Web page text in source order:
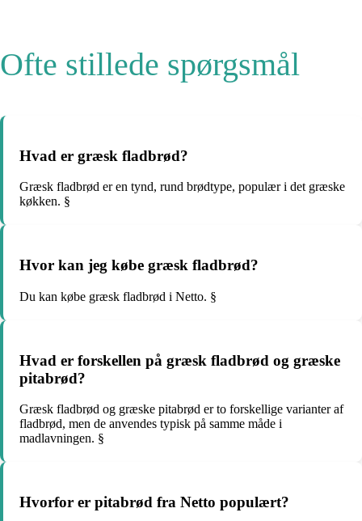
Ofte stillede spørgsmål
Hvad er græsk fladbrød?
Græsk fladbrød er en tynd, rund brødtype, populær i det græske
køkken. §
Hvor kan jeg købe græsk fladbrød?
Du kan købe græsk fladbrød i Netto. §
Hvad er forskellen på græsk fladbrød og græske
pitabrød?
Græsk fladbrød og græske pitabrød er to forskellige varianter af
fladbrød, men de anvendes typisk på samme måde i
madlavningen. §
Hvorfor er pitabrød fra Netto populært?